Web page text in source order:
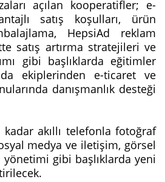
açılan kooperatifler; e-
satış koşulları, ürün
HepsiAd reklam
satış artırma stratejileri ve
gibi başlıklarda eğitimler
ekiplerinden e-ticaret ve
danışmanlık desteği
kadar akıllı telefonla fotoğraf
medya ve iletişim, görsel
gibi başlıklarda yeni